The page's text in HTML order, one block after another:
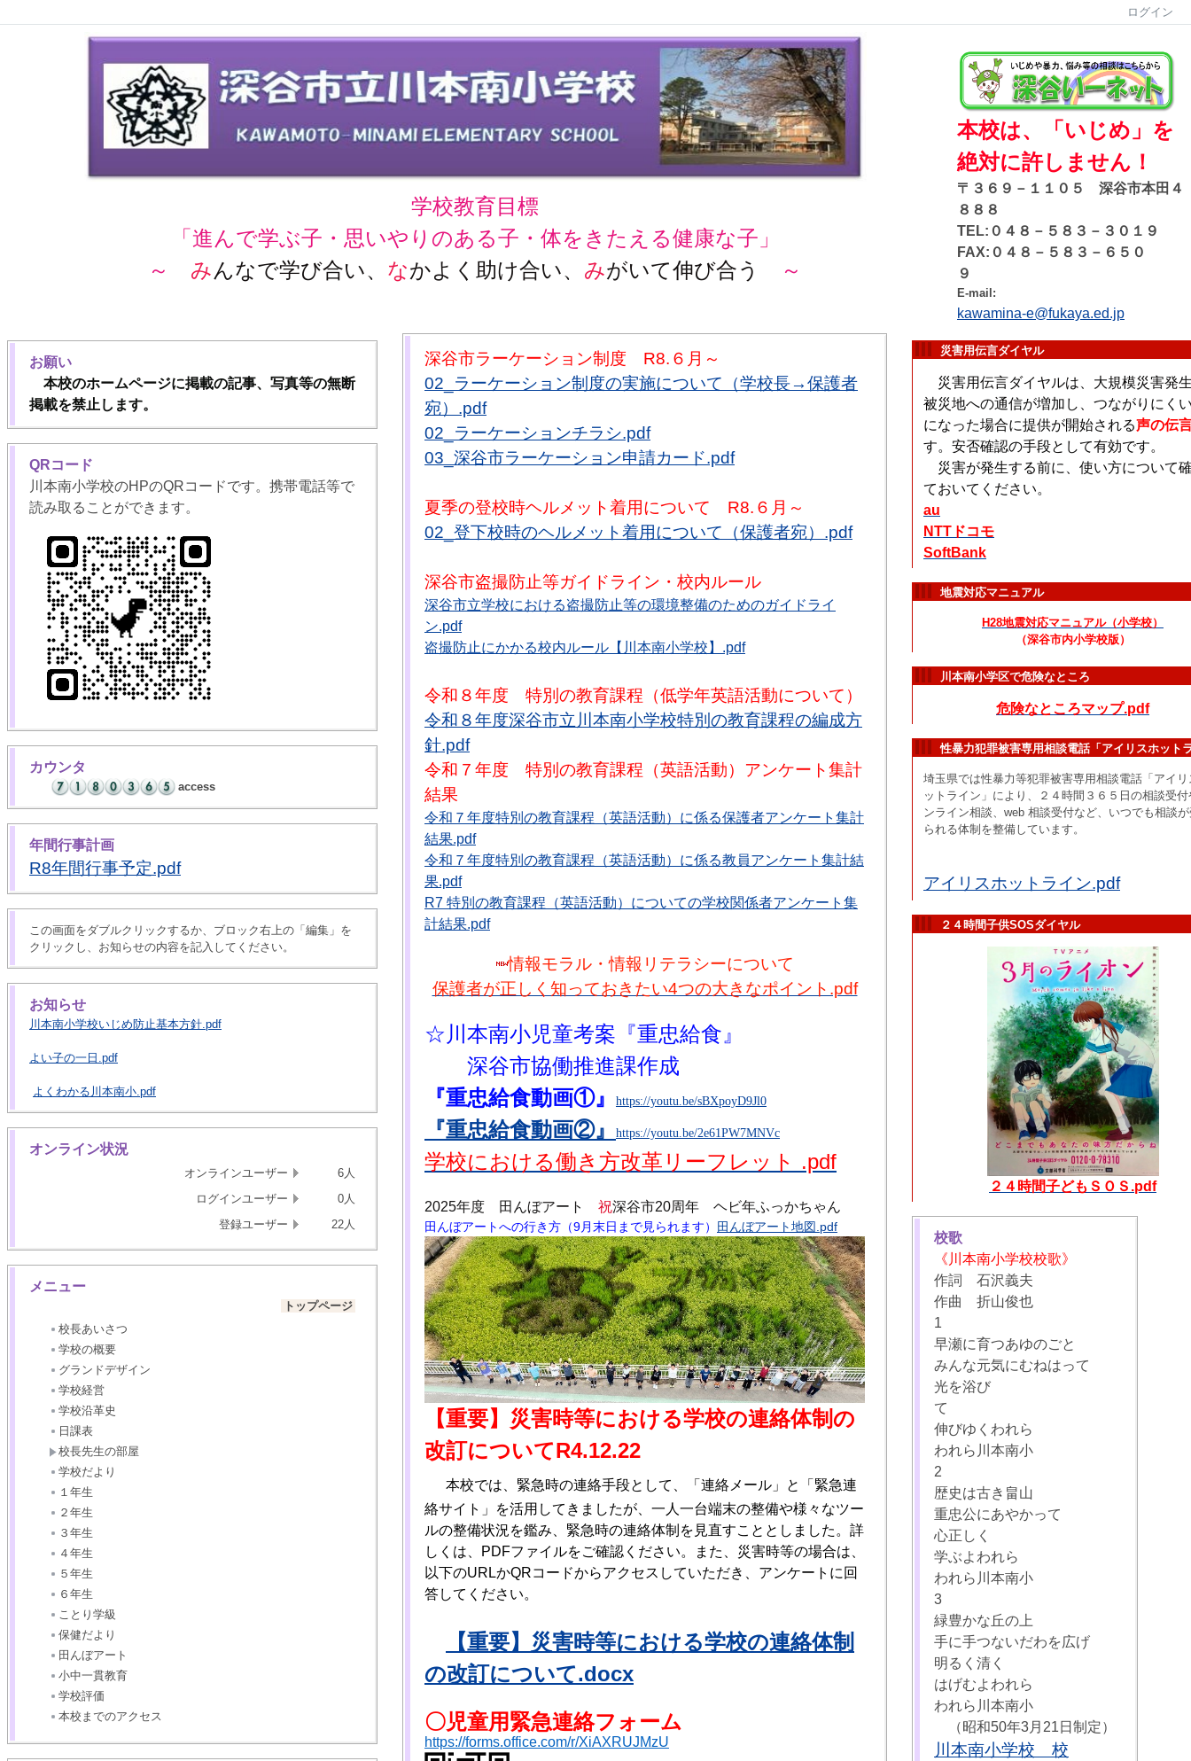
ログイン
学校教育目標
「進んで学ぶ子・思いやりのある子・体をきたえる健康な子」
～ みんなで学び合い、 なかよく助け合い、 みがいて伸び合う ～
本校は、「いじめ」を
絶対に許しません！
〒３６９－１１０５ 深谷市本田４
８８８
TEL:０４８－５８３－３０１９
FAX:０４８－５８３－６５０
９
E-mail:
kawamina-e@fukaya.ed.jp
お願い
本校のホームページに掲載の記事、写真等の無断
掲載を禁止します。
QRコード
川本南小学校のHPのQRコードです。携帯電話等で
読み取ることができます。
カウンタ
access
年間行事計画
R8年間行事予定.pdf
この画面をダブルクリックするか、ブロック右上の「編集」を
クリックし、お知らせの内容を記入してください。
お知らせ
川本南小学校いじめ防止基本方針.pdf
よい子の一日.pdf
よくわかる川本南小.pdf
オンライン状況
オンラインユーザー
6人
ログインユーザー
0人
登録ユーザー
22人
メニュー
トップページ
校長あいさつ
学校の概要
グランドデザイン
学校経営
学校沿革史
日課表
校長先生の部屋
学校だより
１年生
２年生
３年生
４年生
５年生
６年生
ことり学級
保健だより
田んぼアート
小中一貫教育
学校評価
本校までのアクセス
深谷市ラーケーション制度 R8.６月～
02_ラーケーション制度の実施について（学校長→保護者
宛）.pdf
02_ラーケーションチラシ.pdf
03_深谷市ラーケーション申請カード.pdf
夏季の登校時ヘルメット着用について R8.６月～
02_登下校時のヘルメット着用について（保護者宛）.pdf
深谷市盗撮防止等ガイドライン・校内ルール
深谷市立学校における盗撮防止等の環境整備のためのガイドライ
ン.pdf
盗撮防止にかかる校内ルール【川本南小学校】.pdf
令和８年度 特別の教育課程（低学年英語活動について）
令和８年度深谷市立川本南小学校特別の教育課程の編成方
針.pdf
令和７年度 特別の教育課程（英語活動）アンケート集計
結果
令和７年度特別の教育課程（英語活動）に係る保護者アンケート集計
結果.pdf
令和７年度特別の教育課程（英語活動）に係る教員アンケート集計結
果.pdf
R7 特別の教育課程（英語活動）についての学校関係者アンケート集
計結果.pdf
情報モラル・情報リテラシーについて
保護者が正しく知っておきたい4つの大きなポイント.pdf
☆川本南小児童考案『重忠給食』
深谷市協働推進課作成
『重忠給食動画①』
https://youtu.be/sBXpoyD9Jl0
『重忠給食動画②』 https://youtu.be/2e61PW7MNVc
学校における働き方改革リーフレット .pdf
2025年度 田んぼアート 祝深谷市20周年 ヘビ年ふっかちゃん
田んぼアートへの行き方（9月末日まで見られます） 田んぼアート地図.pdf
【重要】災害時等における学校の連絡体制の
改訂についてR4.12.22
本校では、緊急時の連絡手段として、「連絡メール」と「緊急連
絡サイト」を活用してきましたが、一人一台端末の整備や様々なツー
ルの整備状況を鑑み、緊急時の連絡体制を見直すこととしました。詳
しくは、PDFファイルをご確認ください。また、災害時等の場合は、
以下のURLかQRコードからアクセスしていただき、アンケートに回
答してください。
【重要】災害時等における学校の連絡体制
の改訂について.docx
〇児童用緊急連絡フォーム
https://forms.office.com/r/XiAXRUJMzU
災害用伝言ダイヤル
災害用伝言ダイヤルは、大規模災害発
被災地への通信が増加し、つながりにく
になった場合に提供が開始される声の伝
す。安否確認の手段として有効です。
災害が発生する前に、使い方について
ておいてください。
au
NTTドコモ
SoftBank
地震対応マニュアル
H28地震対応マニュアル（小学校）
（深谷市内小学校版）
川本南小学区で危険なところ
危険なところマップ.pdf
性暴力犯罪被害専用相談電話「アイリスホット
埼玉県では性暴力等犯罪被害専用相談電話「アイリ
ットライン」により、２４時間３６５日の相談受付
ンライン相談、web 相談受付など、いつでも相談
られる体制を整備しています。
アイリスホットライン.pdf
２４時間子供SOSダイヤル
２４時間子どもＳＯＳ.pdf
校歌
《川本南小学校校歌》
作詞 石沢義夫
作曲 折山俊也
1
早瀬に育つあゆのごと
みんな元気にむねはって
光を浴び
て
伸びゆくわれら
われら川本南小
2
歴史は古き畠山
重忠公にあやかって
心正しく
学ぶよわれら
われら川本南小
3
緑豊かな丘の上
手に手つないだわを広げ
明るく清く
はげむよわれら
われら川本南小
（昭和50年3月21日制定）
川本南小学校 校